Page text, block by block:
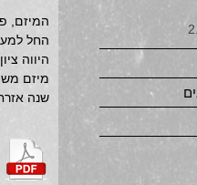
המיזם,
החל למעשה בתחילת שנת 2018.
היווה ציון
מיזם
שנה